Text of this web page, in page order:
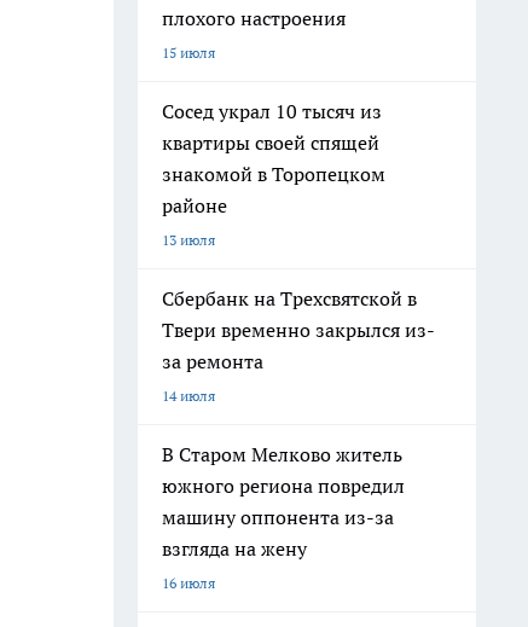
плохого настроения
15 июля
Сосед украл 10 тысяч из
квартиры своей спящей
знакомой в Торопецком
районе
13 июля
Сбербанк на Трехсвятской в
Твери временно закрылся из-
за ремонта
14 июля
В Старом Мелково житель
южного региона повредил
машину оппонента из-за
взгляда на жену
16 июля